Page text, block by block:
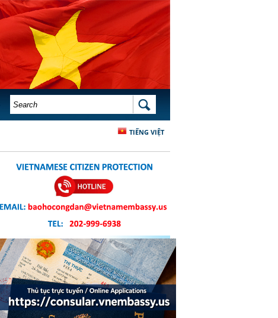
SEARCH FORM SEARCH
TIẾNG VIỆT